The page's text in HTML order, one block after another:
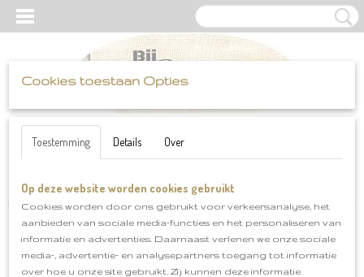
Inloggen Registreren UW WINKELWAGEN
Home >Katia>Alaska>Katia Alaska klnr 26
Cookies toestaan Opties
Toestemming Details Over
Op deze website worden cookies gebruikt
Cookies worden door ons gebruikt voor verkeersanalyse, het
aanbieden van sociale media-functies en het personaliseren van
informatie en advertenties. Daarnaast verlenen we onze sociale
media-, advertentie- en analysepartners toegang tot informatie
over hoe u onze site gebruikt. Zij kunnen deze informatie